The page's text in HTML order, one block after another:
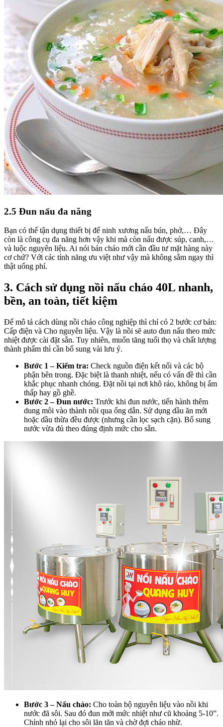
2.5 Đun nấu đa năng
Bạn có thể tận dụng thiết bị để ninh xương nấu bún, phở,… Đây
còn là công cụ đa năng hơn vậy khi mà còn nấu được súp, canh,…
và luộc nguyên liệu. Ai nói bán cháo mới cần đầu tư mặt hàng này
cơ chứ? Với các tính năng ưu việt như vậy mà không sắm ngay thì
thật uổng phí.
3. Cách sử dụng nồi nấu cháo 40L nhanh,
bền, an toàn, tiết kiệm
Để mô tả cách dùng nồi cháo công nghiệp thì chỉ có 2 bước cơ bản:
Cấp điện và Cho nguyên liệu. Vậy là nồi sẽ auto đun nấu theo mức
nhiệt được cài đặt sẵn. Tuy nhiên, muốn tăng tuổi thọ và chất lượng
thành phẩm thì cần bổ sung vài lưu ý.
Bước 1 – Kiểm tra: Check nguồn điện kết nối và các bộ
phận bên trong. Đặc biệt là thanh nhiệt, nếu có vấn đề thì cần
khắc phục nhanh chóng. Đặt nồi tại nơi khô ráo, không bị ẩm
thấp hay gồ ghề.
Bước 2 – Đun nước: Trước khi đun nước, tiến hành thêm
dung môi vào thành nồi qua ống dẫn. Sử dụng dầu ăn mới
hoặc dầu thừa đều được (nhưng cần lọc sạch cặn). Bổ sung
nước vừa đủ theo đúng định mức cho sẵn.
Bước 3 – Nấu cháo: Cho toàn bộ nguyên liệu vào nồi khi
nước đã sôi. Sau đó đun mới mức nhiệt như cũ khoảng 5-10”.
Chỉnh nhỏ lại cho sôi lăn tăn và chờ đợi cháo nhừ.